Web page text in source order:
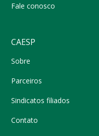
Fale conosco
CAESP
Sobre
Parceiros
Sindicatos filiados
Contato